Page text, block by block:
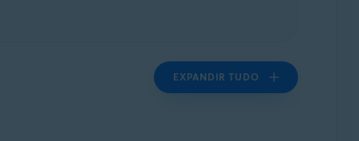
EXPANDIR TUDO